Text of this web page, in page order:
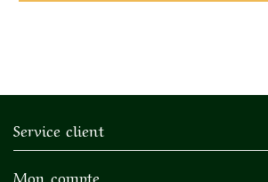
Service client
Mon compte